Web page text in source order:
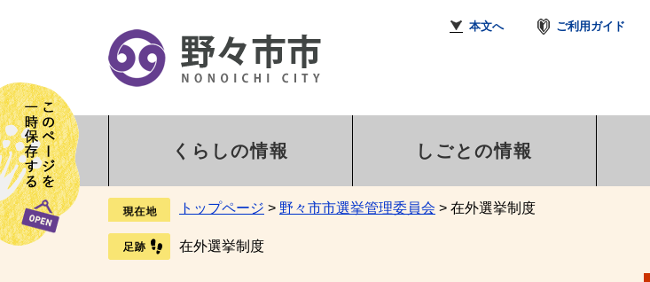
本文へ ご利用ガイド
くらしの情報 しごとの情報
トップページ > 野々市市選挙管理委員会 > 在外選挙制度
在外選挙制度